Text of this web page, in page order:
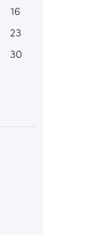
16
23
30